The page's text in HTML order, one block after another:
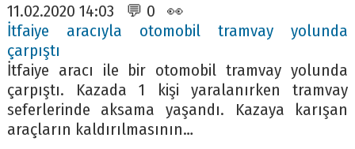
11.02.2020 14:03 💬 0 👀
İtfaiye aracıyla otomobil tramvay yolunda
çarpıştı
İtfaiye aracı ile bir otomobil tramvay yolunda
çarpıştı. Kazada 1 kişi yaralanırken tramvay
seferlerinde aksama yaşandı. Kazaya karışan
araçların kaldırılmasının…